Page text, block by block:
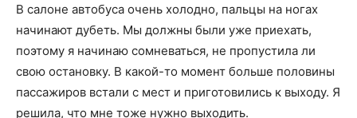
В салоне автобуса очень холодно, пальцы на ногах
начинают дубеть. Мы должны были уже приехать,
поэтому я начинаю сомневаться, не пропустила ли
свою остановку. В какой-то момент больше половины
пассажиров встали с мест и приготовились к выходу. Я
решила, что мне тоже нужно выходить.